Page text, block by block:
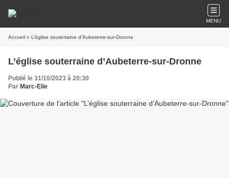
MENU
Accueil » L’église souterraine d’Aubeterre-sur-Dronne
L’église souterraine d’Aubeterre-sur-Dronne
Publié le 31/10/2023 à 20:30
Par Marc-Elie